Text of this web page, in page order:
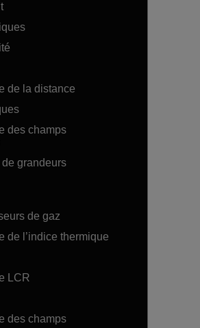
de la distance
des champs
grandeurs
de gaz
de l’indice thermique
LCR
des champs